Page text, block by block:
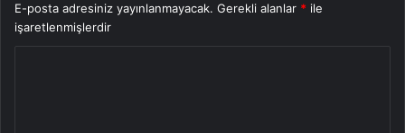
E-posta adresiniz yayınlanmayacak. Gerekli alanlar * ile
işaretlenmişlerdir